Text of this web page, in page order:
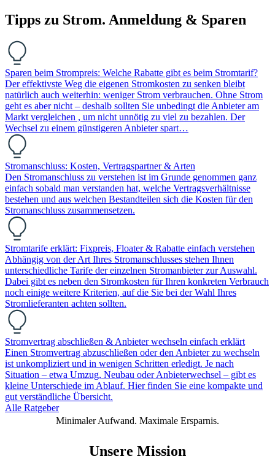
Tipps zu Strom. Anmeldung & Sparen
Sparen beim Strompreis: Welche Rabatte gibt es beim Stromtarif?
Der effektivste Weg die eigenen Stromkosten zu senken bleibt
natürlich auch weiterhin: weniger Strom verbrauchen. Ohne Strom
geht es aber nicht – deshalb sollten Sie unbedingt die Anbieter am
Markt vergleichen , um nicht unnötig zu viel zu bezahlen. Der
Wechsel zu einem günstigeren Anbieter spart…
Stromanschluss: Kosten, Vertragspartner & Arten
Den Stromanschluss zu verstehen ist im Grunde genommen ganz
einfach sobald man verstanden hat, welche Vertragsverhältnisse
bestehen und aus welchen Bestandteilen sich die Kosten für den
Stromanschluss zusammensetzen.
Stromtarife erklärt: Fixpreis, Floater & Rabatte einfach verstehen
Abhängig von der Art Ihres Stromanschlusses stehen Ihnen
unterschiedliche Tarife der einzelnen Stromanbieter zur Auswahl.
Dabei gibt es neben den Stromkosten für Ihren konkreten Verbrauch
noch einige weitere Kriterien, auf die Sie bei der Wahl Ihres
Stromlieferanten achten sollten.
Stromvertrag abschließen & Anbieter wechseln einfach erklärt
Einen Stromvertrag abzuschließen oder den Anbieter zu wechseln
ist unkompliziert und in wenigen Schritten erledigt. Je nach
Situation – etwa Umzug, Neubau oder Anbieterwechsel – gibt es
kleine Unterschiede im Ablauf. Hier finden Sie eine kompakte und
gut verständliche Übersicht.
Alle Ratgeber
Minimaler Aufwand. Maximale Ersparnis.
Unsere Mission